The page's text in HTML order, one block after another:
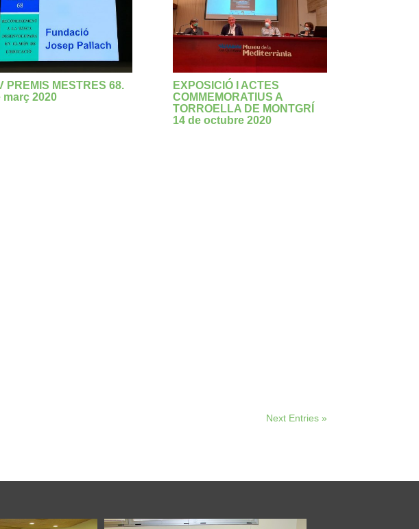
PREMIS MESTRES 68.
març 2020
EXPOSICIÓ I ACTES
COMMEMORATIUS A
TORROELLA DE MONTGRÍ
14 de octubre 2020
Next Entries »